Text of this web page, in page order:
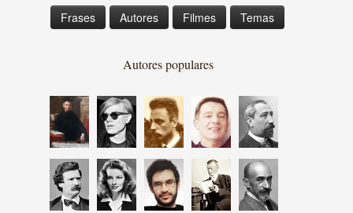
Frases Autores Filmes Temas
Autores populares